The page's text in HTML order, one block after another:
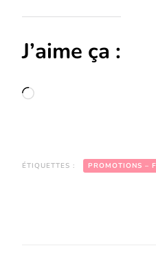
J’aime ça :
Chargement…
ÉTIQUETTES : PROMOTIONS –